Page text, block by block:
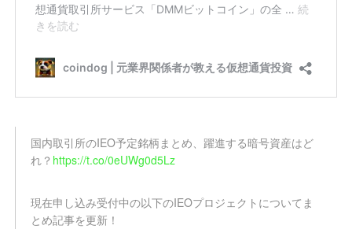
国内取引所のIEO予定銘柄まとめ、躍進する暗号資産はど
れ？ https://t.co/0eUWg0d5Lz
現在申し込み受付中の以下のIEOプロジェクトについてま
とめ記事を更新！